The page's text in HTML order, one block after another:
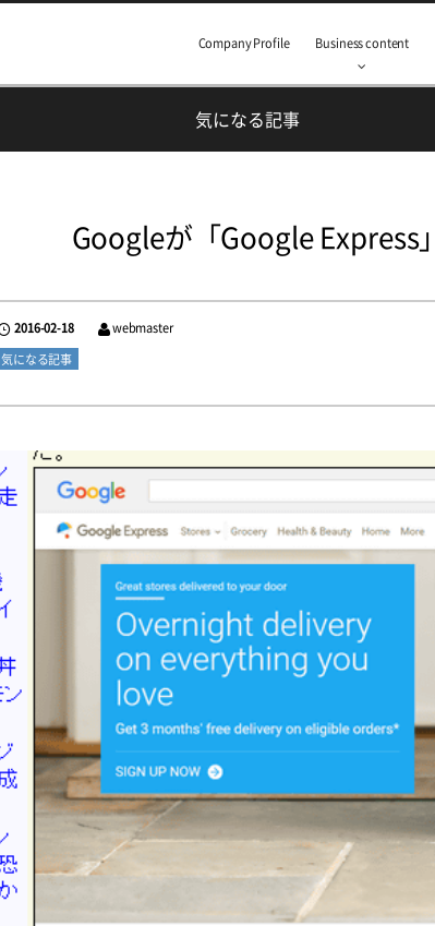
Company Profile Business content
気になる記事
Googleが「Google Express
2016-02-18
webmaster
気になる記事